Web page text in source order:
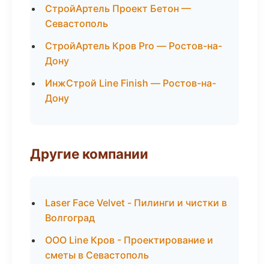
СтройАртель Проект Бетон —
Севастополь
СтройАртель Кров Pro — Ростов-на-
Дону
ИнжСтрой Line Finish — Ростов-на-
Дону
Другие компании
Laser Face Velvet - Пилинги и чистки в
Волгоград
ООО Line Кров - Проектирование и
сметы в Севастополь